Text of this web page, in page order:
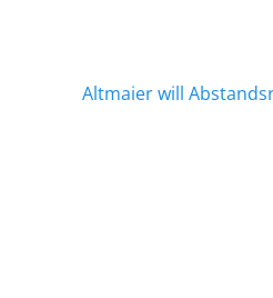
NächsterAltmaier will